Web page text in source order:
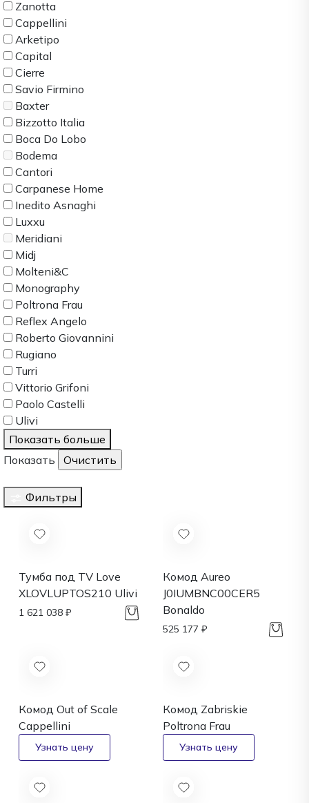
Zanotta
Cappellini
Arketipo
Capital
Cierre
Savio Firmino
Baxter
Bizzotto Italia
Boca Do Lobo
Bodema
Cantori
Carpanese Home
Inedito Asnaghi
Luxxu
Meridiani
Midj
Molteni&C
Monography
Poltrona Frau
Reflex Angelo
Roberto Giovannini
Rugiano
Turri
Vittorio Grifoni
Paolo Castelli
Ulivi
Показать больше
Показать
Фильтры
Тумба под TV Love
XLOVLUPTOS210 Ulivi
1 621 038 ₽
Комод Aureo
J0IUMBNC00CER5
Bonaldo
525 177 ₽
Комод Out of Scale
Cappellini
Комод Zabriskie
Poltrona Frau